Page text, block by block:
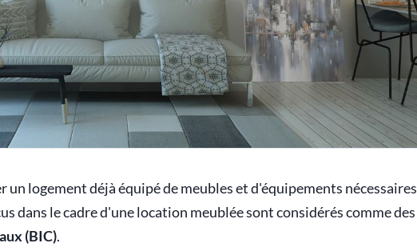
un logement déjà équipé de meubles et d'équipements nécessaires
dans le cadre d'une location meublée sont considérés comme des
(BIC).